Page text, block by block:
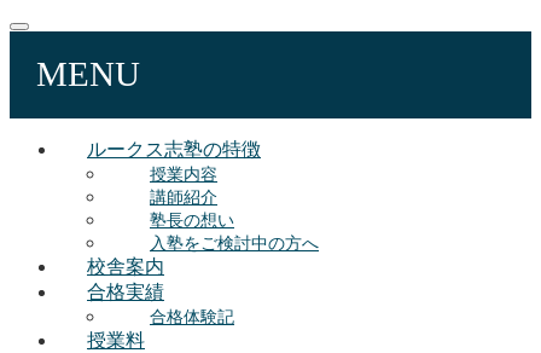
MENU
ルークス志塾の特徴
授業内容
講師紹介
塾長の想い
入塾をご検討中の方へ
校舎案内
合格実績
合格体験記
授業料